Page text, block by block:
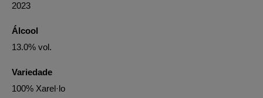
2023
Álcool
13.0% vol.
Variedade
100% Xarel·lo